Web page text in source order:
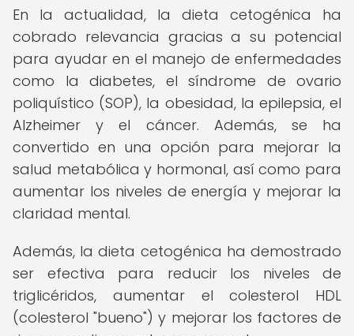
En la actualidad, la dieta cetogénica ha
cobrado relevancia gracias a su potencial
para ayudar en el manejo de enfermedades
como la diabetes, el síndrome de ovario
poliquístico (SOP), la obesidad, la epilepsia, el
Alzheimer y el cáncer. Además, se ha
convertido en una opción para mejorar la
salud metabólica y hormonal, así como para
aumentar los niveles de energía y mejorar la
claridad mental.
Además, la dieta cetogénica ha demostrado
ser efectiva para reducir los niveles de
triglicéridos, aumentar el colesterol HDL
(colesterol "bueno") y mejorar los factores de